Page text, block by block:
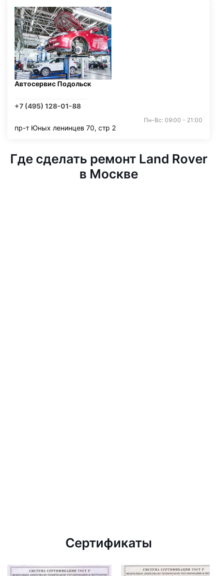
Автосервис Подольск
+7 (495) 128-01-88
Пн-Вс: 09:00 - 21:00
пр-т Юных ленинцев 70, стр 2
Где сделать ремонт Land Rover
в Москве
Сертификаты